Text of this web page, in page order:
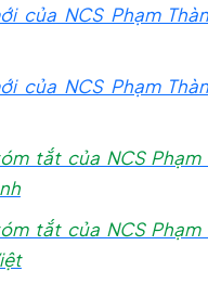
của NCS Phạm
của NCS Phạm
tắt của NCS Phạm
tắt của NCS Phạm